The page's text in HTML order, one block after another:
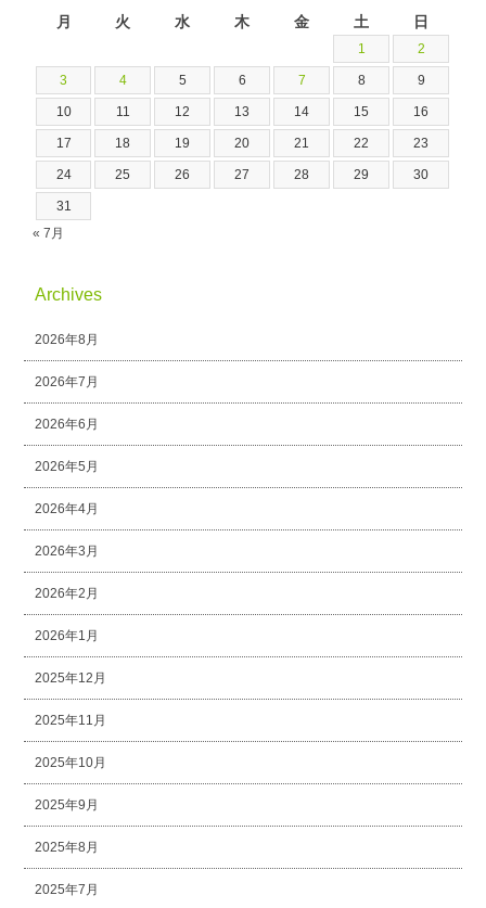
月 火 水 木 金 土 日
1 2
3 4 5 6 7 8 9
10 11 12 13 14 15 16
17 18 19 20 21 22 23
24 25 26 27 28 29 30
31
« 7月
Archives
2026年8月
2026年7月
2026年6月
2026年5月
2026年4月
2026年3月
2026年2月
2026年1月
2025年12月
2025年11月
2025年10月
2025年9月
2025年8月
2025年7月